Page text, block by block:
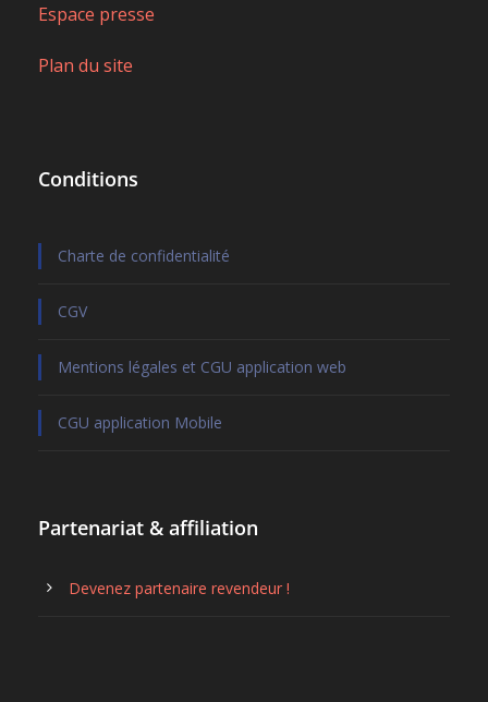
Espace presse
Plan du site
Conditions
Charte de confidentialité
CGV
Mentions légales et CGU application web
CGU application Mobile
Partenariat & affiliation
Devenez partenaire revendeur !